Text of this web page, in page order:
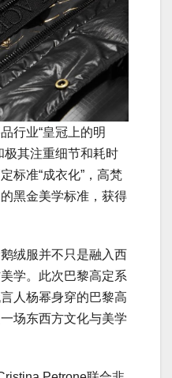
行业“皇冠上的明
极其注重细节和耗时
标准“成衣化”，高梵
黑金美学标准，获得
绒服并不只是融入西
学。此次巴黎高定系
人杨幂身穿的巴黎高
场东西方文化与美学